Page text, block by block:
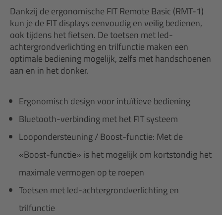
Dankzij de ergonomische FIT Remote Basic (RMT-1)
kun je de FIT displays eenvoudig en veilig bedienen,
ook tijdens het fietsen. De toetsen met led-
achtergrondverlichting en trilfunctie maken een
optimale bediening mogelijk, zelfs met handschoenen
aan en in het donker.
Ergonomisch design voor intuïtieve bediening
Bluetooth-verbinding met het FIT systeem
Loopondersteuning / Boost-functie: Met de
«Boost-functie» is het mogelijk om kortstondig het
maximale vermogen op te roepen
Toetsen met led-achtergrondverlichting en
trilfunctie